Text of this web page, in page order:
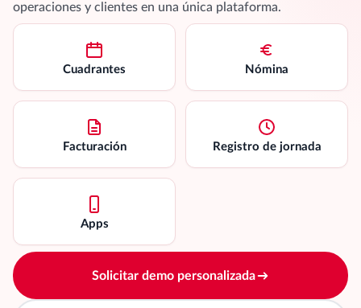
operaciones y clientes en una única plataforma.
Cuadrantes Nómina
Facturación Registro de jornada
Apps
Solicitar demo personalizada